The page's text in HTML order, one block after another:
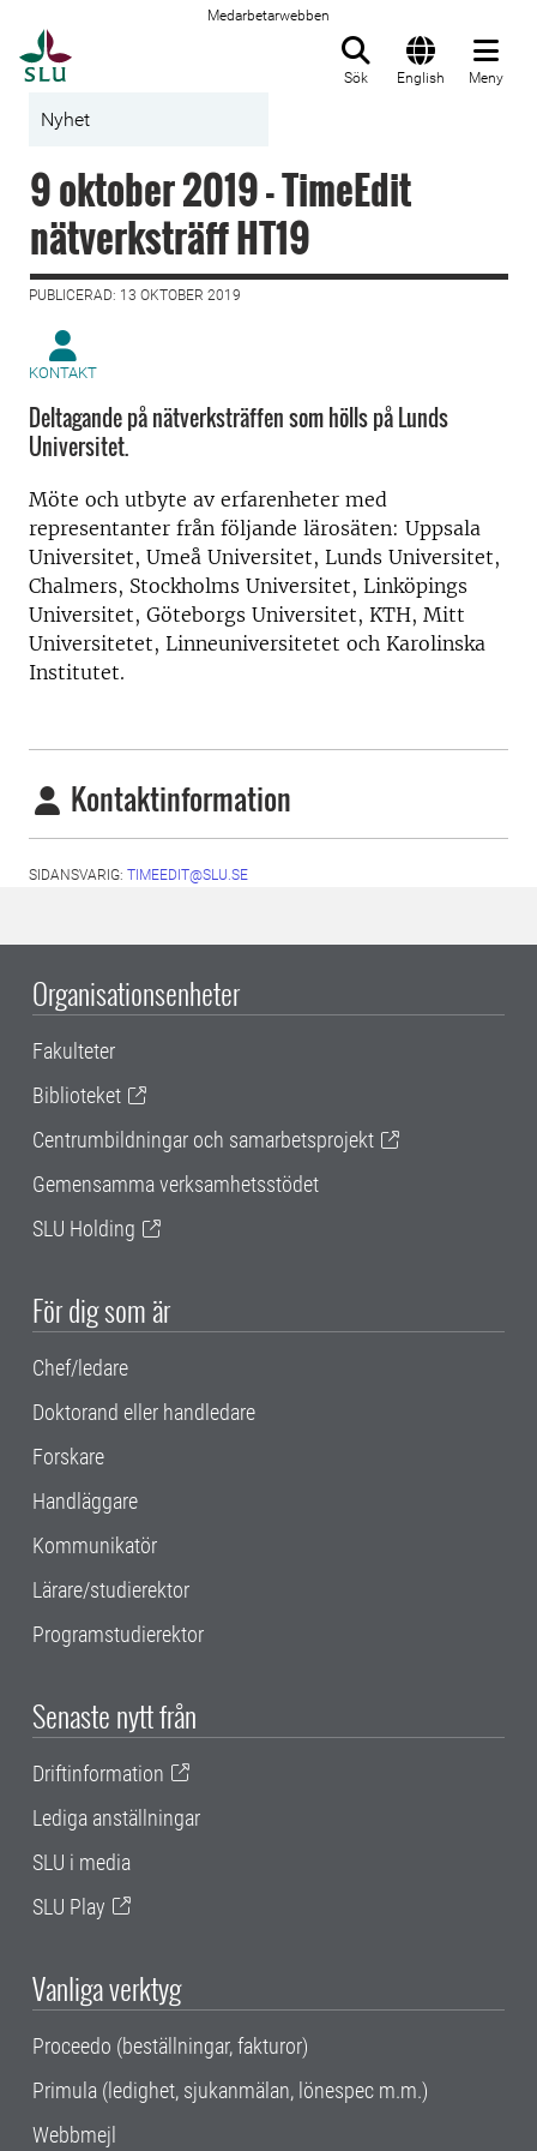
Medarbetarwebben
Sök English Meny
Nyhet
9 oktober 2019 - TimeEdit
nätverksträff HT19
PUBLICERAD: 13 OKTOBER 2019
KONTAKT
Deltagande på nätverksträffen som hölls på Lunds
Universitet.
Möte och utbyte av erfarenheter med
representanter från följande lärosäten: Uppsala
Universitet, Umeå Universitet, Lunds Universitet,
Chalmers, Stockholms Universitet, Linköpings
Universitet, Göteborgs Universitet, KTH, Mitt
Universitetet, Linneuniversitetet och Karolinska
Institutet.
Kontaktinformation
SIDANSVARIG: TIMEEDIT@SLU.SE
Organisationsenheter
Fakulteter
Biblioteket
Centrumbildningar och samarbetsprojekt
Gemensamma verksamhetsstödet
SLU Holding
För dig som är
Chef/ledare
Doktorand eller handledare
Forskare
Handläggare
Kommunikatör
Lärare/studierektor
Programstudierektor
Senaste nytt från
Driftinformation
Lediga anställningar
SLU i media
SLU Play
Vanliga verktyg
Proceedo (beställningar, fakturor)
Primula (ledighet, sjukanmälan, lönespec m.m.)
Webbmejl